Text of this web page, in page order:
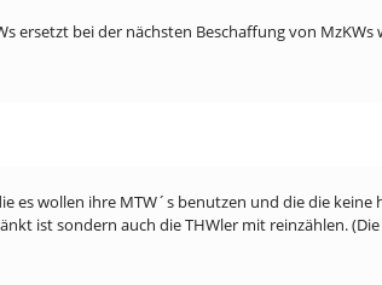
bei der nächsten Beschaffung von
wollen ihre MTW´s benutzen und die die
ist sondern auch die THWler mit reinzählen.